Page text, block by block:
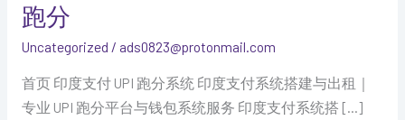
跑分
Uncategorized / ads0823@protonmail.com
首页 印度支付 UPI 跑分系统 印度支付系统搭建与出租｜
专业 UPI 跑分平台与钱包系统服务 印度支付系统搭 […]